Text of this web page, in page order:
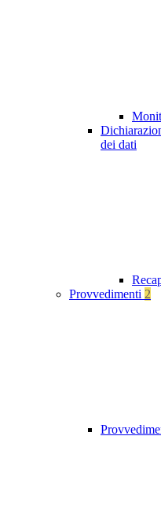
dei dati
Provvedimenti 2